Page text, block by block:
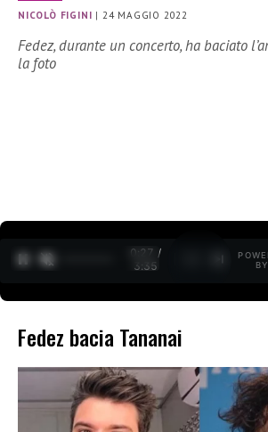
NICOLÒ FIGINI | 24 MAGGIO 2022
Fedez, durante un concerto, ha baciato
la foto
0:28 /
3:35
BY
Fedez bacia Tananai